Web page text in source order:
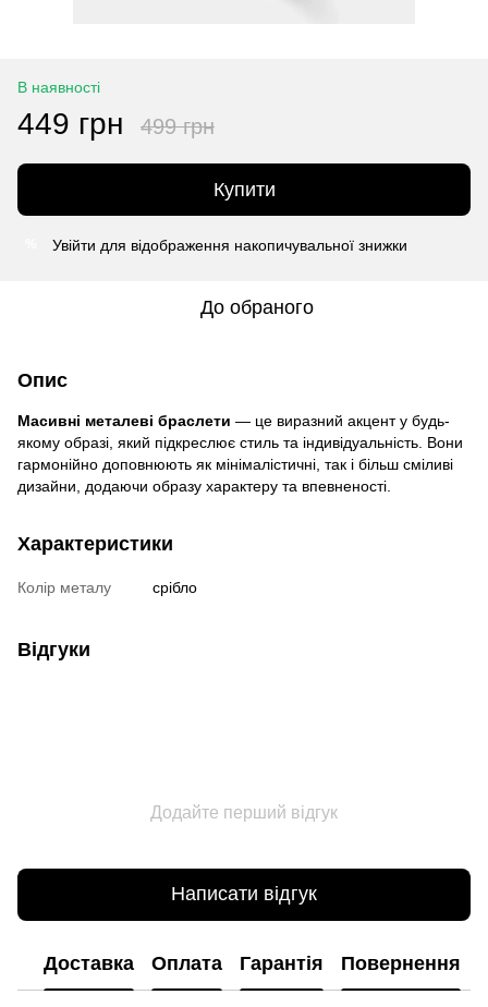
В наявності
449 грн 499 грн
Купити
Увійти для відображення накопичувальної знижки
До обраного
Опис
Масивні металеві браслети — це виразний акцент у будь-
якому образі, який підкреслює стиль та індивідуальність. Вони
гармонійно доповнюють як мінімалістичні, так і більш сміливі
дизайни, додаючи образу характеру та впевненості.
Характеристики
Колір металу срібло
Відгуки
Додайте перший відгук
Написати відгук
Доставка Оплата Гарантія Повернення